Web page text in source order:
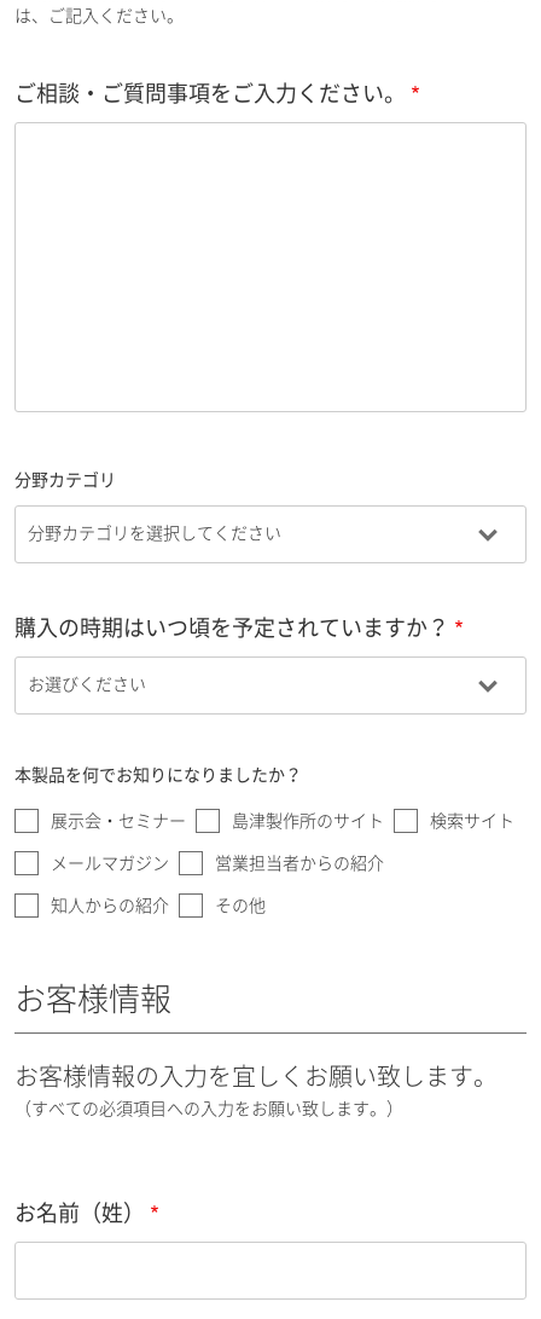
は、ご記入ください。
ご相談・ご質問事項をご入力ください。
分野カテゴリ
購入の時期はいつ頃を予定されていますか？
本製品を何でお知りになりましたか？
展示会・セミナー 島津製作所のサイト 検索サイト
メールマガジン 営業担当者からの紹介
知人からの紹介 その他
お客様情報
お客様情報の入力を宜しくお願い致します。
（すべての必須項目への入力をお願い致します。）
お名前（姓）